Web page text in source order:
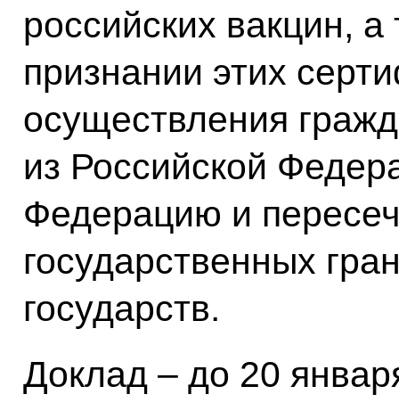
российских вакцин,
признании этих
осуществления
из Российской
Федерацию и
государственных
государств.
Доклад – до 20